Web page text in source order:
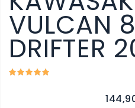
VULCAN
DRIFTER